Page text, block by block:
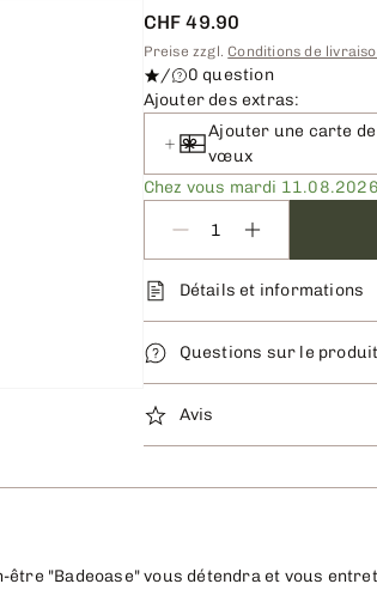
CHF 49.90
Preise zzgl. Conditions de
/
0 question
Ajouter des extras:
Ajouter une carte de
vœux
Chez vous mardi
Détails et informations
Questions sur le
Avis
"Badeoase" vous détendra et vous